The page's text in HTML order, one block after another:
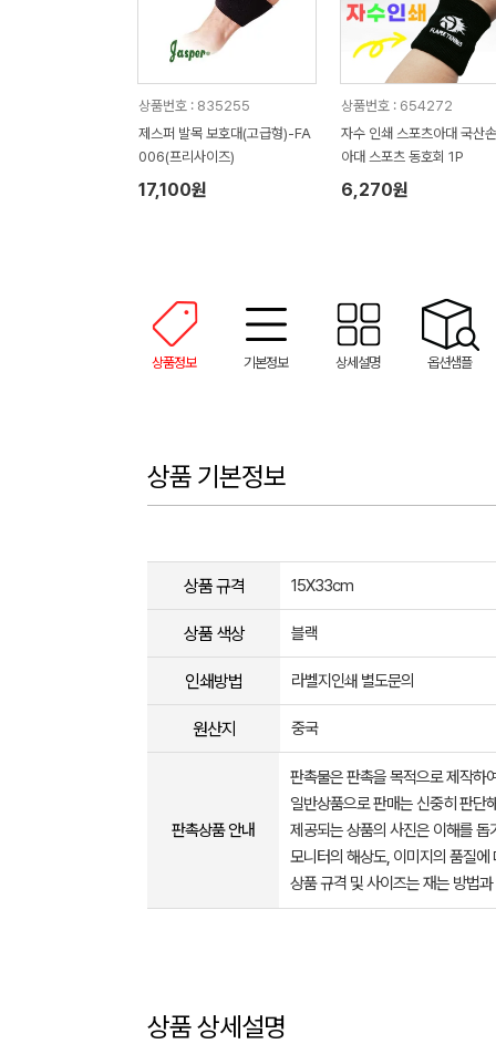
상품번호 : 835255
제스퍼 발목 보호대(고급형)-FA
006(프리사이즈)
17,100원
상품번호 : 654272
자수 인쇄 스포츠아대 국산
아대 스포츠 동호회 1P
6,270원
상품정보 기본정보 상세설명 옵션샘플
상품 기본정보
상품 규격 15X33cm
상품 색상 블랙
인쇄방법 라벨지인쇄 별도문의
원산지 중국
판촉상품 안내
판촉물은 판촉을 목적으로 제작하
일반상품으로 판매는 신중히 판단
제공되는 상품의 사진은 이해를
모니터의 해상도, 이미지의 품질
상품 규격 및 사이즈는 재는 방법
상품 상세설명